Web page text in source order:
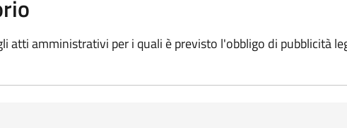
atti amministrativi per i quali è previsto l'obbligo di pubblicità